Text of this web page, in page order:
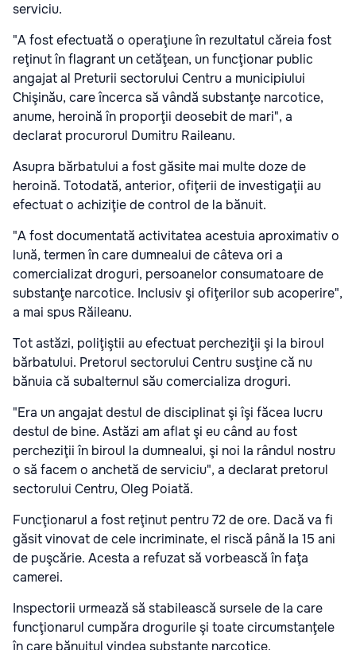
serviciu.
"A fost efectuată o operaţiune în rezultatul căreia fost
reţinut în flagrant un cetăţean, un funcţionar public
angajat al Preturii sectorului Centru a municipiului
Chişinău, care încerca să vândă substanţe narcotice,
anume, heroină în proporţii deosebit de mari", a
declarat procurorul Dumitru Raileanu.
Asupra bărbatului a fost găsite mai multe doze de
heroină. Totodată, anterior, ofiţerii de investigaţii au
efectuat o achiziţie de control de la bănuit.
"A fost documentată activitatea acestuia aproximativ o
lună, termen în care dumnealui de câteva ori a
comercializat droguri, persoanelor consumatoare de
substanţe narcotice. Inclusiv şi ofiţerilor sub acoperire",
a mai spus Răileanu.
Tot astăzi, poliţiştii au efectuat percheziţii şi la biroul
bărbatului. Pretorul sectorului Centru susţine că nu
bănuia că subalternul său comercializa droguri.
"Era un angajat destul de disciplinat şi îşi făcea lucru
destul de bine. Astăzi am aflat şi eu când au fost
percheziţii în biroul la dumnealui, şi noi la rândul nostru
o să facem o anchetă de serviciu", a declarat pretorul
sectorului Centru, Oleg Poiată.
Funcţionarul a fost reţinut pentru 72 de ore. Dacă va fi
găsit vinovat de cele incriminate, el riscă până la 15 ani
de puşcărie. Acesta a refuzat să vorbească în faţa
camerei.
Inspectorii urmează să stabilească sursele de la care
funcţionarul cumpăra drogurile şi toate circumstanţele